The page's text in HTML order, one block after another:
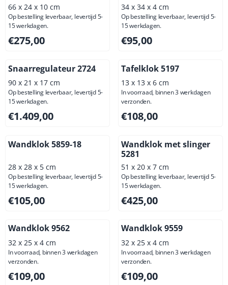
66 x 24 x 10 cm
Op bestelling leverbaar, levertijd 5-
15 werkdagen.
Prijs: 275,00, exclusief btw: 227,27
€275,00
34 x 34 x 4 cm
Op bestelling leverbaar, levertijd 5-
15 werkdagen.
Prijs: 95,00, exclusief btw:
€95,00
Snaarregulateur 2724
90 x 21 x 17 cm
Op bestelling leverbaar, levertijd 5-
15 werkdagen.
Prijs: 1 409,00, exclusief btw: 1 164,46
€1.409,00
Tafelklok 5197
13 x 13 x 6 cm
In voorraad, binnen 3 werkdagen
verzonden.
Prijs: 108,00, exclusief btw:
€108,00
Wandklok 5859-18
28 x 28 x 5 cm
Op bestelling leverbaar, levertijd 5-
15 werkdagen.
Prijs: 105,00, exclusief btw: 86,78
€105,00
Wandklok met slinger
5281
51 x 20 x 7 cm
Op bestelling leverbaar, levertijd 5-
15 werkdagen.
Prijs: 425,00, exclusief btw:
€425,00
Wandklok 9562
32 x 25 x 4 cm
In voorraad, binnen 3 werkdagen
verzonden.
Prijs: 109,00, exclusief btw: 90,08
€109,00
Wandklok 9559
32 x 25 x 4 cm
In voorraad, binnen 3 werkdagen
verzonden.
Prijs: 109,00, exclusief btw:
€109,00